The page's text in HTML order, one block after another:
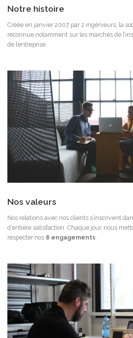
Notre histoire
Créée en janvier 2007 par 2 ingénieurs, la
reconnue notamment sur les marchés de
de l’entreprise.
Nos valeurs
Nos relations avec nos clients s’inscrivent
d’entière satisfaction. Chaque jour, nous
respecter nos 8 engagements.